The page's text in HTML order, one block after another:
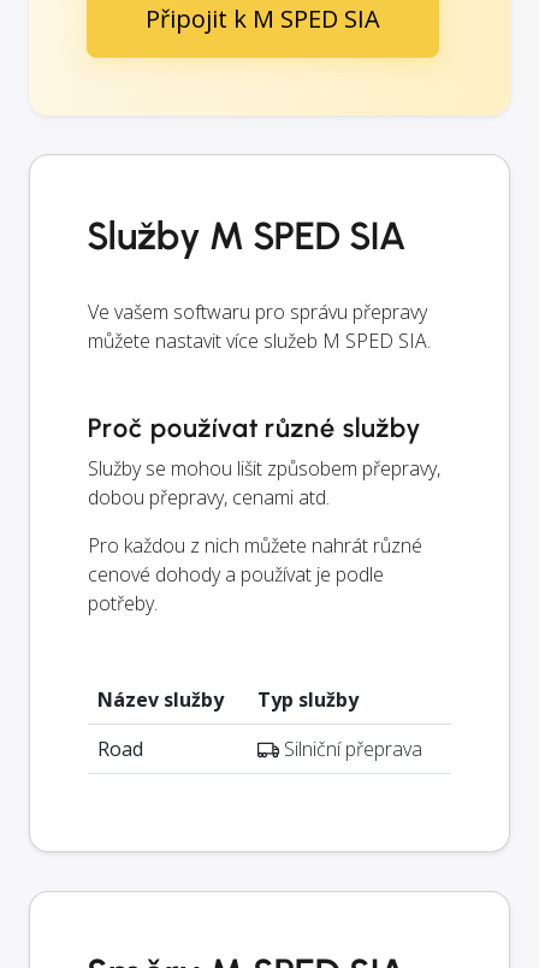
Připojit k M SPED SIA
Služby M SPED SIA
Ve vašem softwaru pro správu přepravy
můžete nastavit více služeb M SPED SIA.
Proč používat různé služby
Služby se mohou lišit způsobem přepravy,
dobou přepravy, cenami atd.
Pro každou z nich můžete nahrát různé
cenové dohody a používat je podle
potřeby.
Název služby
Typ služby
Road
Silniční přeprava